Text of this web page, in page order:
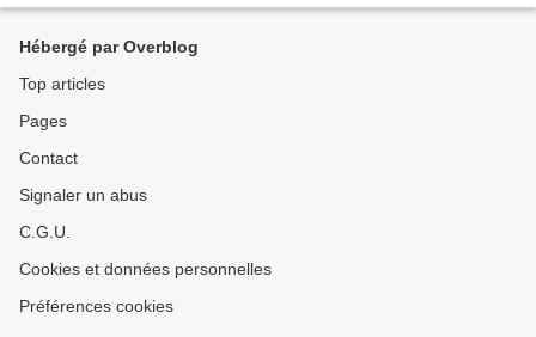
Hébergé par Overblog
Top articles
Pages
Contact
Signaler un abus
C.G.U.
Cookies et données personnelles
Préférences cookies